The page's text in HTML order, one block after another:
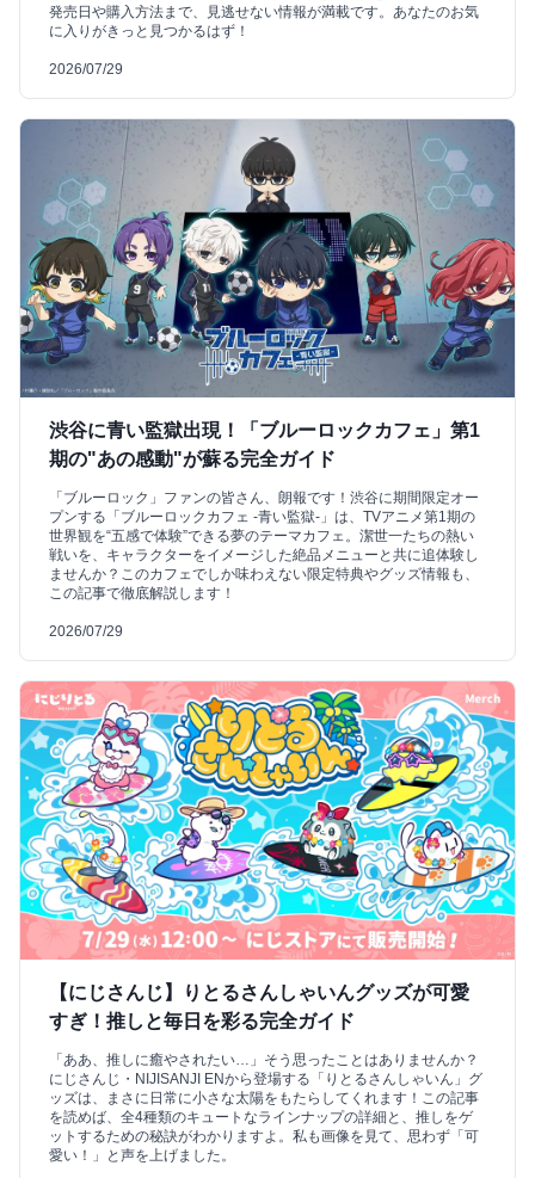
発売日や購入方法まで、見逃せない情報が満載です。あなたのお気
に入りがきっと見つかるはず！
2026/07/29
渋谷に青い監獄出現！「ブルーロックカフェ」第1
期の"あの感動"が蘇る完全ガイド
「ブルーロック」ファンの皆さん、朗報です！渋谷に期間限定オー
プンする「ブルーロックカフェ -青い監獄-」は、TVアニメ第1期の
世界観を“五感で体験”できる夢のテーマカフェ。潔世一たちの熱い
戦いを、キャラクターをイメージした絶品メニューと共に追体験し
ませんか？このカフェでしか味わえない限定特典やグッズ情報も、
この記事で徹底解説します！
2026/07/29
【にじさんじ】りとるさんしゃいんグッズが可愛
すぎ！推しと毎日を彩る完全ガイド
「ああ、推しに癒やされたい…」そう思ったことはありませんか？
にじさんじ・NIJISANJI ENから登場する「りとるさんしゃいん」グ
ッズは、まさに日常に小さな太陽をもたらしてくれます！この記事
を読めば、全4種類のキュートなラインナップの詳細と、推しをゲ
ットするための秘訣がわかりますよ。私も画像を見て、思わず「可
愛い！」と声を上げました。